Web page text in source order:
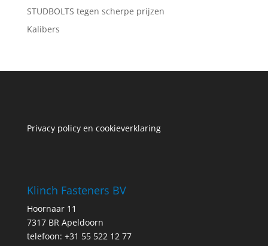
STUDBOLTS tegen scherpe prijzen
Kalibers
Privacy policy en cookieverklaring
Klinch Fasteners BV
Hoornaar 11
7317 BR Apeldoorn
telefoon: +31 55 522 12 77